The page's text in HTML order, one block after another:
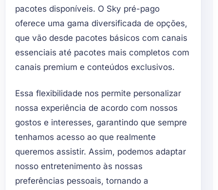
pacotes disponíveis. O Sky pré-pago
oferece uma gama diversificada de opções,
que vão desde pacotes básicos com canais
essenciais até pacotes mais completos com
canais premium e conteúdos exclusivos.
Essa flexibilidade nos permite personalizar
nossa experiência de acordo com nossos
gostos e interesses, garantindo que sempre
tenhamos acesso ao que realmente
queremos assistir. Assim, podemos adaptar
nosso entretenimento às nossas
preferências pessoais, tornando a